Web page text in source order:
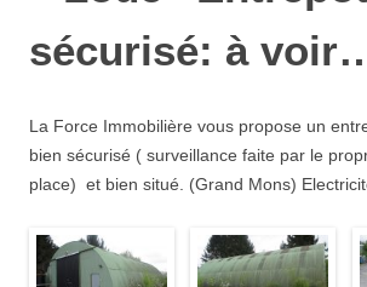
sécurisé: à
La Force Immobilière vous propose un
bien sécurisé ( surveillance faite par le
place) et bien situé. (Grand Mons)